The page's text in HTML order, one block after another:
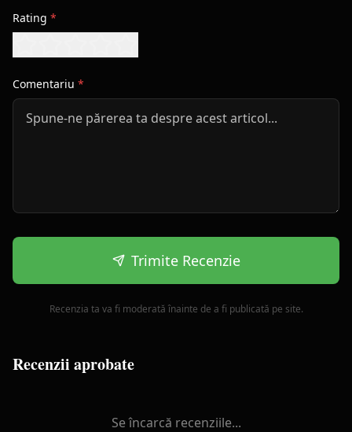
Rating *
Comentariu *
Trimite Recenzie
Recenzia ta va fi moderată înainte de a fi publicată pe site.
Recenzii aprobate
Se încarcă recenziile...